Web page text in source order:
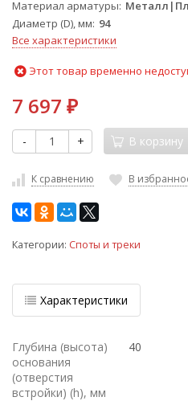
Материал арматуры
Диаметр (D), мм 94
Все характеристики
Этот товар временно
7 697 ₽
- + В корзину
К сравнению В
Категории: Споты и треки
Характеристики
Глубина (высота)
основания
(отверстия
встройки) (h), мм
40